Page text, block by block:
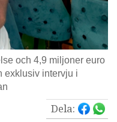
och 4,9 miljoner euro
exklusiv intervju i
Dela: